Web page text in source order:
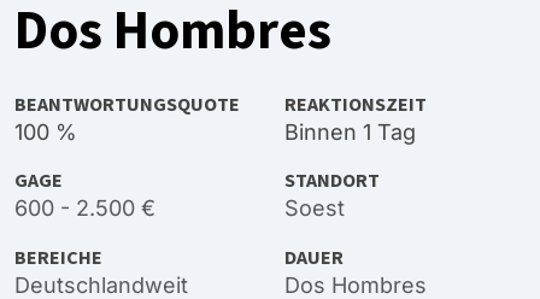
Dos Hombres
BEANTWORTUNGSQUOTE
100 %
REAKTIONSZEIT
Binnen 1 Tag
GAGE
600 - 2.500 €
STANDORT
Soest
BEREICHE
Deutschlandweit
DAUER
Dos Hombres